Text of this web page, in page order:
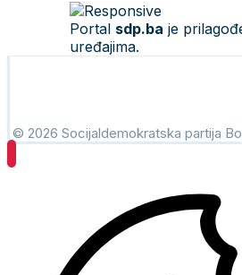
Portal sdp.ba je
uređajima.
© 2026 Socijaldemokratska partija